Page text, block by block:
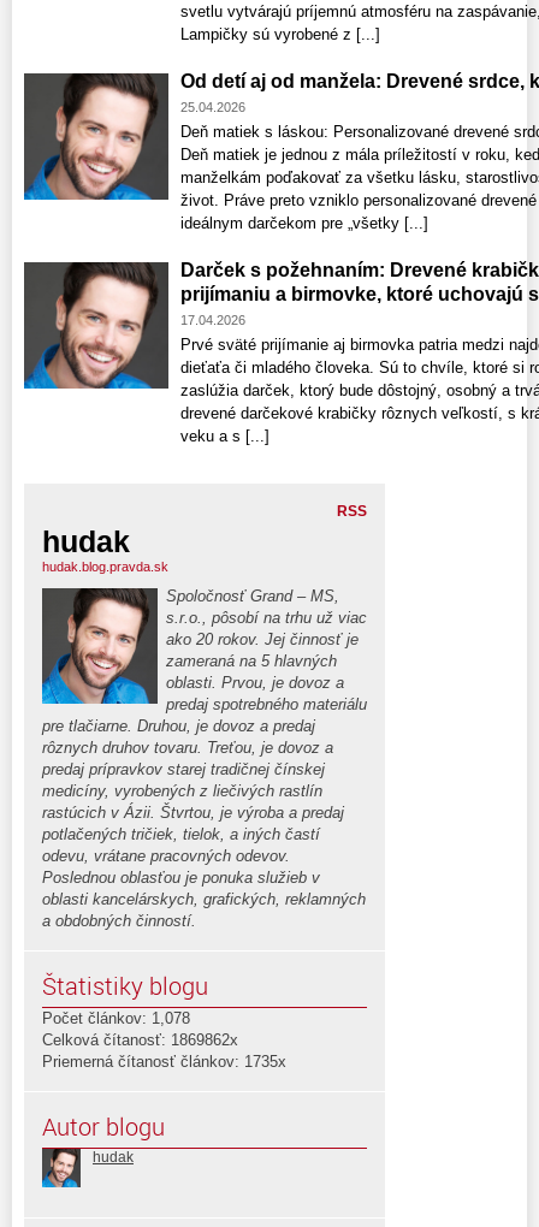
svetlu vytvárajú príjemnú atmosféru na
Lampičky sú vyrobené z [...]
Od detí aj od manžela: Drevené srdce,
25.04.2026
Deň matiek s láskou: Personalizované drevené
Deň matiek je jednou z mála príležitostí v roku,
manželkám poďakovať za všetku lásku,
život. Práve preto vzniklo personalizované
ideálnym darčekom pre „všetky [...]
Darček s požehnaním: Drevené
prijímaniu a birmovke, ktoré uchovajú
17.04.2026
Prvé sväté prijímanie aj birmovka patria medzi
dieťaťa či mladého človeka. Sú to chvíle, ktoré si
zaslúžia darček, ktorý bude dôstojný, osobný a
drevené darčekové krabičky rôznych veľkostí, s
veku a s [...]
RSS
hudak
hudak.blog.pravda.sk
Spoločnosť Grand – MS,
s.r.o., pôsobí na trhu už viac
ako 20 rokov. Jej činnosť je
zameraná na 5 hlavných
oblasti. Prvou, je dovoz a
predaj spotrebného materiálu
pre tlačiarne. Druhou, je dovoz a predaj
rôznych druhov tovaru. Treťou, je dovoz a
predaj prípravkov starej tradičnej čínskej
medicíny, vyrobených z liečivých rastlín
rastúcich v Ázii. Štvrtou, je výroba a predaj
potlačených tričiek, tielok, a iných častí
odevu, vrátane pracovných odevov.
Poslednou oblasťou je ponuka služieb v
oblasti kancelárskych, grafických, reklamných
a obdobných činností.
Štatistiky blogu
Počet článkov: 1,078
Celková čítanosť: 1869862x
Priemerná čítanosť článkov: 1735x
Autor blogu
hudak